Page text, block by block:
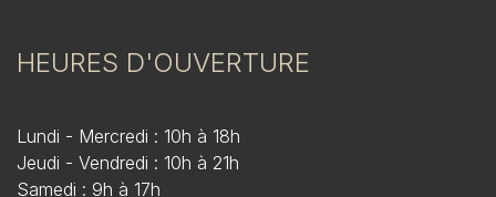
HEURES D'OUVERTURE
Lundi - Mercredi : 10h à 18h
Jeudi - Vendredi : 10h à 21h
Samedi : 9h à 17h